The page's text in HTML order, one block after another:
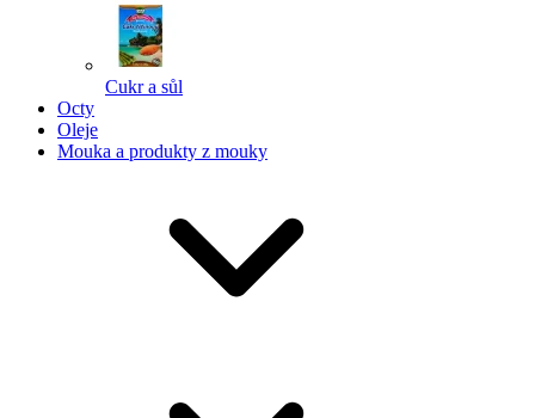
Cukr a sůl
Octy
Oleje
Mouka a produkty z mouky